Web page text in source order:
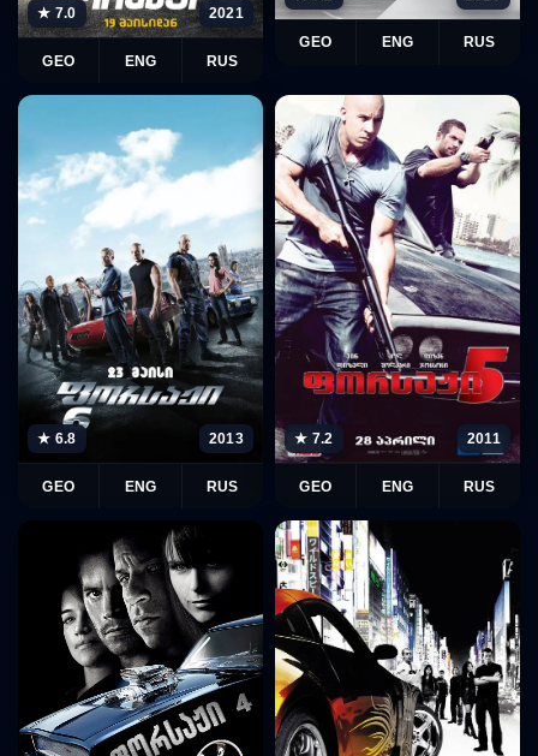
★ 7.0 2021
GEO ENG RUS
GEO ENG RUS
★ 6.8 2013
GEO ENG RUS
★ 7.2 2011
GEO ENG RUS